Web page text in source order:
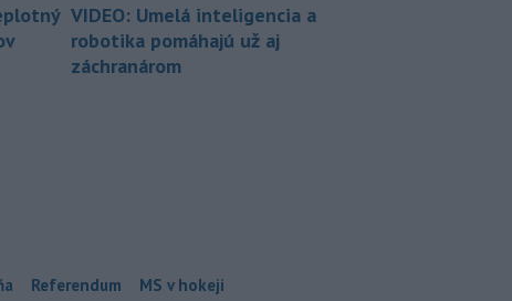
VIDEO: Umelá inteligencia a
robotika pomáhajú už aj
záchranárom
Referendum MS v hokeji